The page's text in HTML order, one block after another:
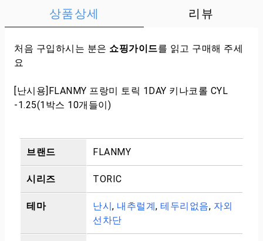
상품상세 리뷰
처음 구입하시는 분은 쇼핑가이드를 읽고 구매해 주세
요
[난시용]FLANMY 프랑미 토릭 1DAY 키나코롤 CYL
-1.25(1박스 10개들이)
브랜드 FLANMY
시리즈 TORIC
테마 난시, 내추럴계, 테두리없음, 자외
선차단